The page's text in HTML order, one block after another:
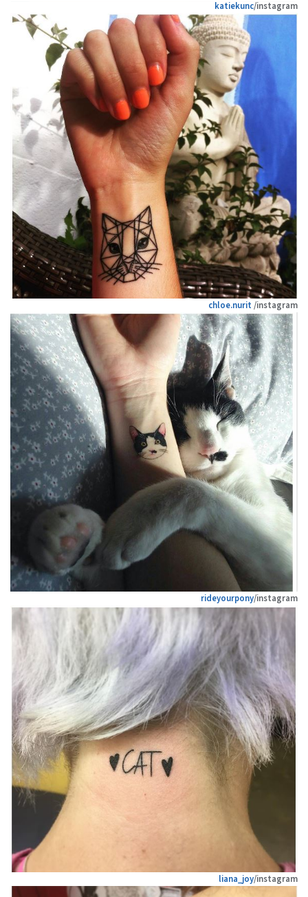
katiekunc/instagram
chloe.nurit /instagram
rideyourpony/instagram
liana_joy/instagram